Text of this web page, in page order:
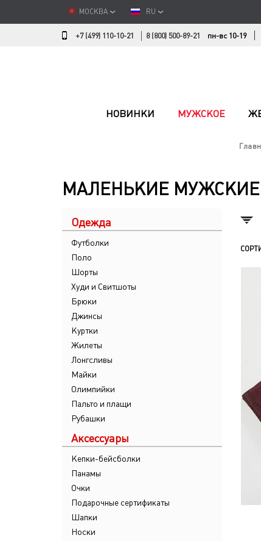
МОСКВА RU
+7 (499) 110-10-21 8 (800) 500-89-21 пн-вс 10-19
НОВИНКИ МУЖСКОЕ
МАЛЕНЬКИЕ
Одежда
Футболки
Поло
Шорты
Худи и Свитшоты
Брюки
Джинсы
Куртки
Жилеты
Лонгсливы
Майки
Олимпийки
Пальто и плащи
Рубашки
Аксессуары
Кепки-бейсболки
Панамы
Очки
Подарочные сертификаты
Шапки
Носки